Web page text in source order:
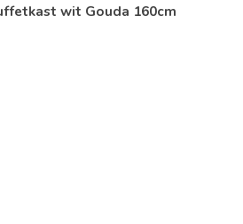
wit Gouda 160cm